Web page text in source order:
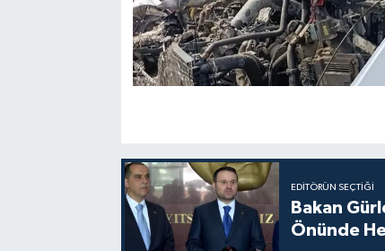
EDITÖRÜN SEÇTIĞI
Bakan
Önünde